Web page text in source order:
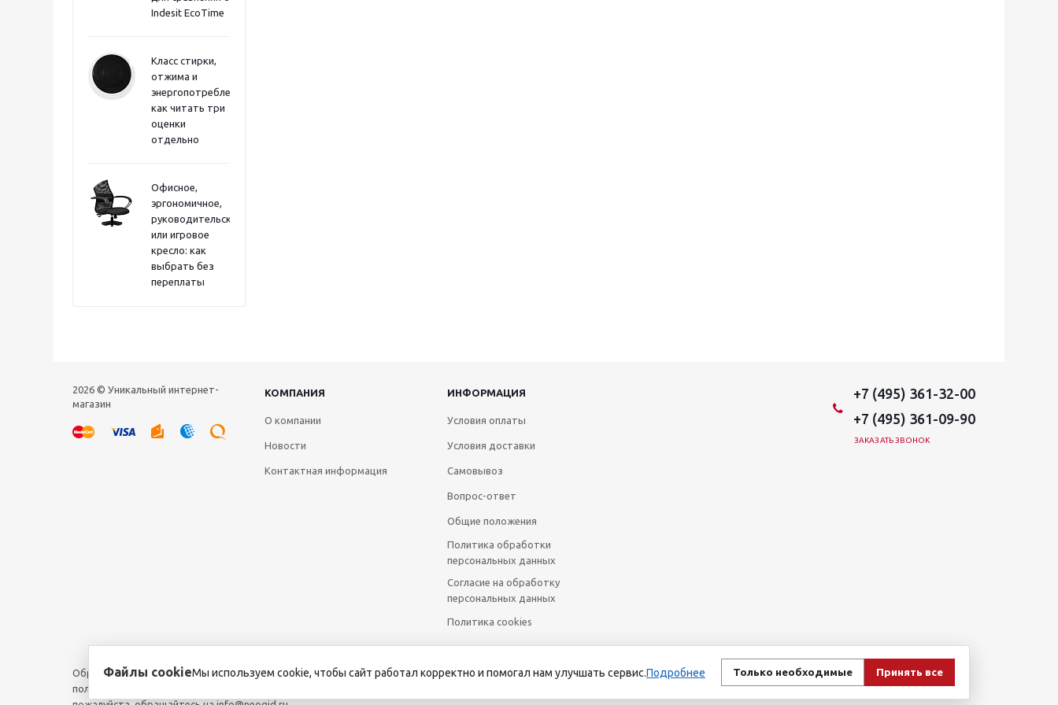
Indesit EcoTime
Класс стирки,
отжима и
энергопотребления:
как читать три
оценки
отдельно
Офисное,
эргономичное,
руководительское
или игровое
кресло: как
выбрать без
переплаты
2026 © Уникальный интернет-
магазин
КОМПАНИЯ ИНФОРМАЦИЯ
О компании
Новости
Контактная информация
Условия оплаты
Условия доставки
Самовывоз
Вопрос-ответ
Общие положения
Политика обработки
персональных данных
Согласие на обработку
персональных данных
Политика cookies
+7 (495) 361-32-00
+7 (495) 361-09-90
ЗАКАЗАТЬ ЗВОНОК
Обращаем ваше внимание на то, что данный интернет-сайт носит исключительно информационный характер и ни при каких условиях не является публичной офертой, определяемой
положениями пункта 1 статьи 437 Гражданского кодекса Российской Федерации. Для получения подробной информации о наличии и стоимости указанных товаров и (или) услуг,
Файлы cookieМы используем cookie, чтобы сайт работал корректно и помогал нам улучшать сервис.Подробнее Только необходимые Принять все